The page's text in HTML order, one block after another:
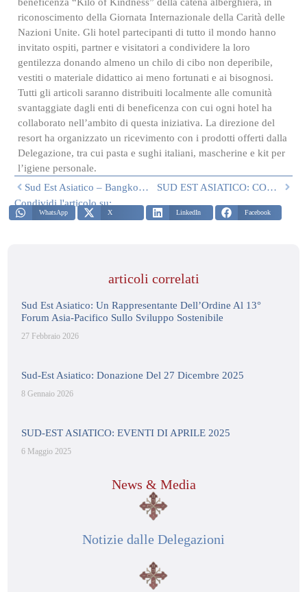
riconoscimento della Giornata Internazionale della Carità delle
Nazioni Unite. Gli hotel partecipanti di tutto il mondo hanno
invitato ospiti, partner e visitatori a condividere la loro
gentilezza donando almeno un chilo di cibo non deperibile,
vestiti o materiale didattico ai meno fortunati e ai bisognosi.
Tutti gli articoli saranno distribuiti localmente alle comunità
svantaggiate dagli enti di beneficenza con cui ogni hotel ha
collaborato nell’ambito di questa iniziativa. La direzione del
resort ha organizzato un ricevimento con i prodotti offerti dalla
Delegazione, tra cui pasta e sughi italiani, mascherine e kit per
l’igiene personale.
Sud Est Asiatico – Bangkok, 2 Settembre 2021
SUD EST ASIATICO: CONCESSIONE DELLO STATUS DI OSSERVATORE ALL’ORDINE COSTANTINIANO
Condividi l'articolo su:
WhatsApp X LinkedIn Facebook
articoli correlati
Sud Est Asiatico: Un Rappresentante Dell’Ordine Al 13°
Forum Asia-Pacifico Sullo Sviluppo Sostenibile
27 Febbraio 2026
Sud-Est Asiatico: Donazione Del 27 Dicembre 2025
8 Gennaio 2026
SUD-EST ASIATICO: EVENTI DI APRILE 2025
6 Maggio 2025
News & Media
Notizie dalle Delegazioni